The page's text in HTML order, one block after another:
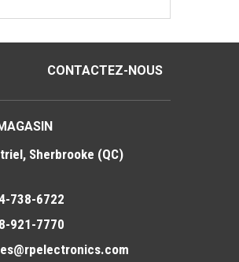
CONTACTEZ-NOUS
Sherbrooke (QC)
738-6722
921-7770